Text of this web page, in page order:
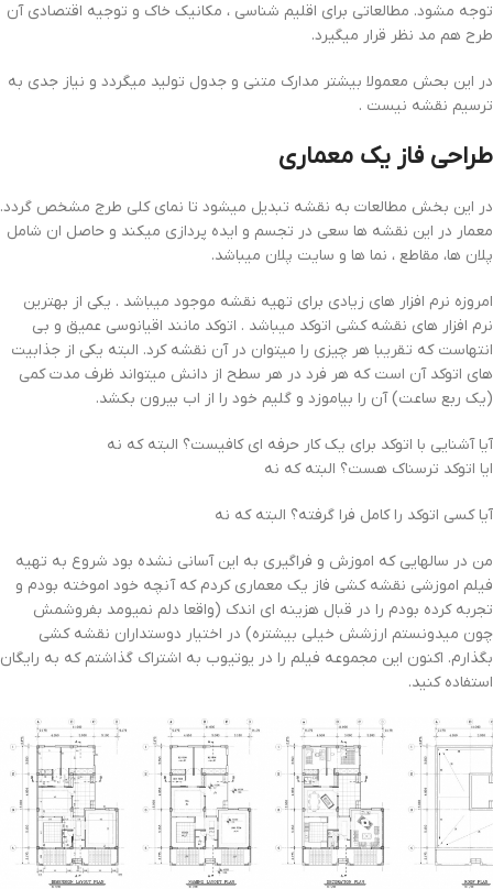
توجه مشود. مطالعاتی برای اقلیم شناسی ، مکانیک خاک و توجیه اقتصادی آن
طرح هم مد نظر قرار میگیرد.
در این بحش معمولا بیشتر مدارک متنی و جدول تولید میگردد و نیاز جدی به
ترسیم نقشه نیست .
طراحی فاز یک معماری
در این بخش مطالعات به نقشه تبدیل میشود تا نمای کلی طرج مشخص گردد.
معمار در این نقشه ها سعی در تجسم و ایده پردازی میکند و حاصل ان شامل
پلان ها، مقاطع ، نما ها و سایت پلان میباشد.
امروزه نرم افزار های زیادی برای تهیه نقشه موجود میباشد . یکی از بهترین
نرم افزار های نقشه کشی اتوکد میباشد . اتوکد مانند اقیانوسی عمیق و بی
انتهاست که تقریبا هر چیزی را میتوان در آن نقشه کرد. البته یکی از جذابیت
های اتوکد آن است که هر فرد در هر سطح از دانش میتواند ظرف مدت کمی
(یک ربع ساعت) آن را بیاموزد و گلیم خود را از اب بیرون بکشد.
آیا آشنایی با اتوکد برای یک کار حرفه ای کافیست؟ البته که نه
ایا اتوکد ترسناک هست؟ البته که نه
آیا کسی اتوکد را کامل فرا گرفته؟ البته که نه
من در سالهایی که اموزش و فراگیری به این آسانی نشده بود شروع به تهیه
فیلم اموزشی نقشه کشی فاز یک معماری کردم که آنچه خود اموخته بودم و
تجربه کرده بودم را در قبال هزینه ای اندک (واقعا دلم نمیومد بفروشمش
چون میدونستم ارزشش خیلی بیشتره) در اختیار دوستداران نقشه کشی
بگذارم. اکنون این مجموعه فیلم را در یوتیوب به اشتراک گذاشتم که به رایگان
استفاده کنید.